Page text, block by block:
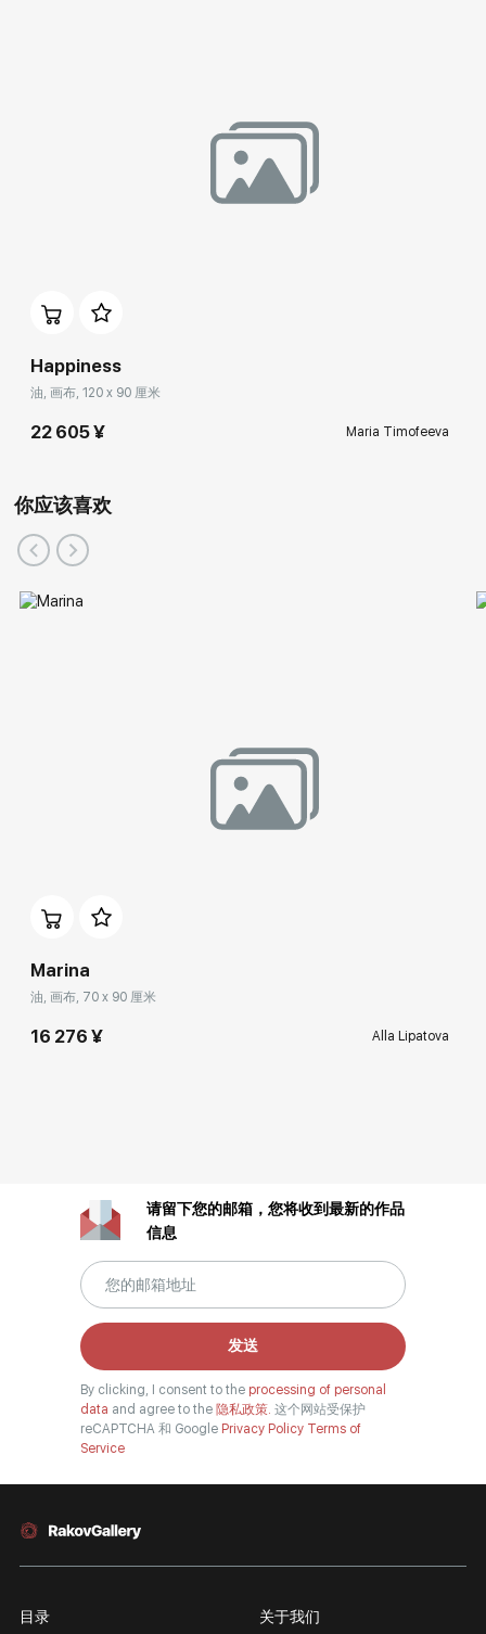
Happiness
油, 画布, 120 x 90 厘米
22 605 ¥ Maria Timofeeva
你应该喜欢
Marina
油, 画布, 70 x 90 厘米
16 276 ¥ Alla Lipatova
请留下您的邮箱，您将收到最新的作品
信息
发送
By clicking, I consent to the processing of personal
data and agree to the 隐私政策. 这个网站受保护
reCAPTCHA 和 Google Privacy Policy Terms of
Service
目录 关于我们